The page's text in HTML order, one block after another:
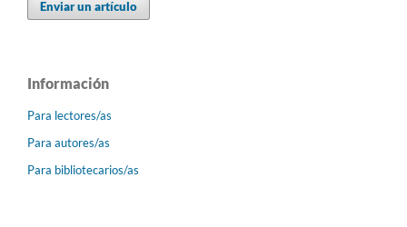
Enviar un artículo
Información
Para lectores/as
Para autores/as
Para bibliotecarios/as